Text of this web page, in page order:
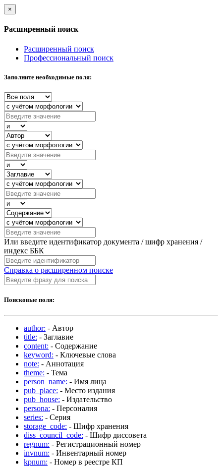
×
Расширенный поиск
Расширенный поиск
Профессиональный поиск
Заполните необходимые поля:
Или введите идентификатор документа / шифр хранения /
индекс ББК
Справка о расширенном поиске
Поисковые поля:
author: - Автор
title: - Заглавие
content: - Содержание
keyword: - Ключевые слова
note: - Аннотация
theme: - Тема
person_name: - Имя лица
pub_place: - Место издания
pub_house: - Издательство
persona: - Персоналия
series: - Серия
storage_code: - Шифр хранения
diss_council_code: - Шифр диссовета
regnum: - Регистрационный номер
invnum: - Инвентарный номер
kpnum: - Номер в реестре КП